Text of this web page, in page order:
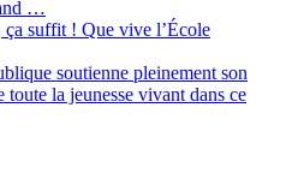
…
ça suffit ! Que vive l’École
soutienne pleinement son
toute la jeunesse vivant dans ce